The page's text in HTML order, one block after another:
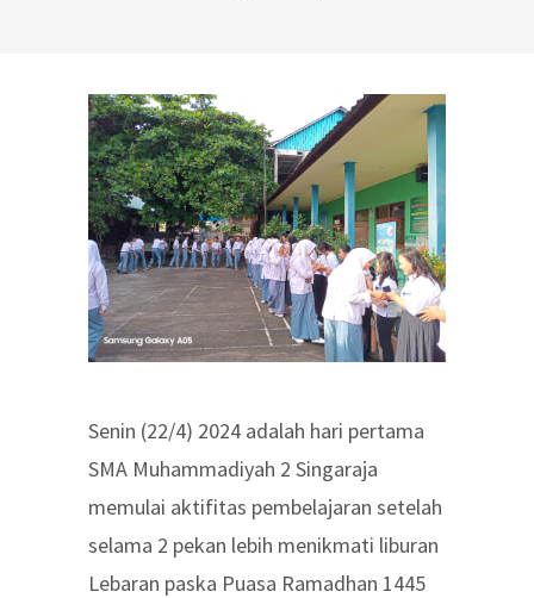
Senin (22/4) 2024 adalah hari pertama
SMA Muhammadiyah 2 Singaraja
memulai aktifitas pembelajaran setelah
selama 2 pekan lebih menikmati liburan
Lebaran paska Puasa Ramadhan 1445